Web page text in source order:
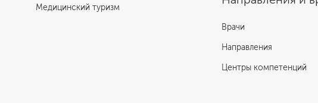
ЕМС
Врачи
Направления
Центры компетенций
Медицинский туризм